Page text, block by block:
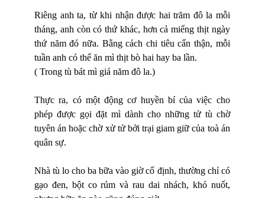
Riêng anh ta, từ khi nhận được hai trăm đô la mỗi
tháng, anh còn có thứ khác, hơn cả miếng thịt ngày
thứ năm đó nữa. Bằng cách chi tiêu cẩn thận, mỗi
tuần anh có thể ăn mì thịt bò hai hay ba lần.
( Trong tù bát mì giá năm đô la.)
Thực ra, có một động cơ huyền bí của việc cho
phép được gọi đặt mì dành cho những tử tù chờ
tuyên án hoặc chờ xử tử bởi trại giam giữ của toà án
quân sự.
Nhà tù lo cho ba bữa vào giờ cố định, thường chỉ có
gạo đen, bột co rúm và rau dai nhách, khó nuốt,